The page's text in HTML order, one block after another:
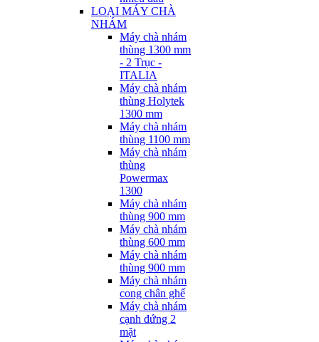
LOẠI MÁY CHÀ
NHÁM
Máy chà nhám
thùng 1300 mm
- 2 Trục -
ITALIA
Máy chà nhám
thùng Holytek
1300 mm
Máy chà nhám
thùng 1100 mm
Máy chà nhám
thùng
Powermax
1300
Máy chà nhám
thùng 900 mm
Máy chà nhám
thùng 600 mm
Máy chà nhám
thùng 900 mm
Máy chà nhám
cong chân ghế
Máy chà nhám
cạnh đứng 2
mặt